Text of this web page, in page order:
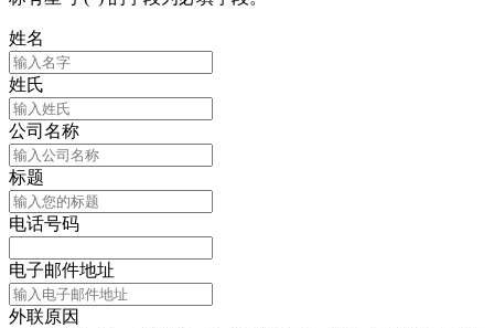
姓名
姓氏
公司名称
标题
电话号码
电子邮件地址
外联原因